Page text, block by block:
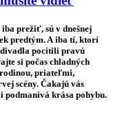
prežiť, sú v dnešnej
predtým. A iba tí, ktorí
divadla pocítili pravú
si počas chladných
priateľmi,
scény. Čakajú vás
podmanivá krása pohybu.